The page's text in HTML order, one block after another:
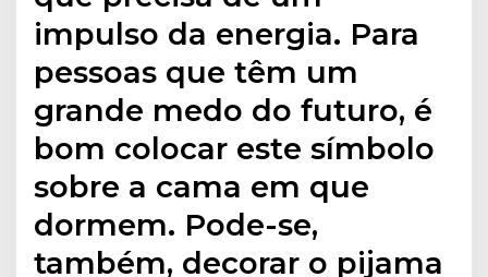
impulso da energia. Para
pessoas que têm um
grande medo do futuro, é
bom colocar este símbolo
sobre a cama em que
dormem. Pode-se,
também, decorar o pijama